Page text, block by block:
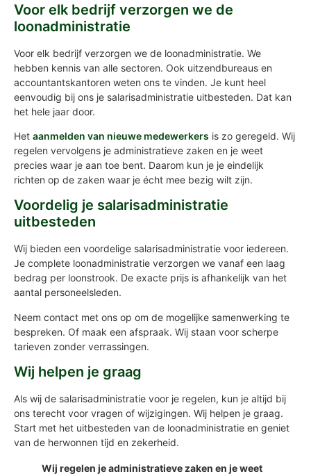
Voor elk bedrijf verzorgen we de
loonadministratie
Voor elk bedrijf verzorgen we de loonadministratie. We
hebben kennis van alle sectoren. Ook uitzendbureaus en
accountantskantoren weten ons te vinden. Je kunt heel
eenvoudig bij ons je salarisadministratie uitbesteden. Dat kan
het hele jaar door.
Het aanmelden van nieuwe medewerkers is zo geregeld. Wij
regelen vervolgens je administratieve zaken en je weet
precies waar je aan toe bent. Daarom kun je je eindelijk
richten op de zaken waar je écht mee bezig wilt zijn.
Voordelig je salarisadministratie
uitbesteden
Wij bieden een voordelige salarisadministratie voor iedereen.
Je complete loonadministratie verzorgen we vanaf een laag
bedrag per loonstrook. De exacte prijs is afhankelijk van het
aantal personeelsleden.
Neem contact met ons op om de mogelijke samenwerking te
bespreken. Of maak een afspraak. Wij staan voor scherpe
tarieven zonder verrassingen.
Wij helpen je graag
Als wij de salarisadministratie voor je regelen, kun je altijd bij
ons terecht voor vragen of wijzigingen. Wij helpen je graag.
Start met het uitbesteden van de loonadministratie en geniet
van de herwonnen tijd en zekerheid.
Wij regelen je administratieve zaken en je weet